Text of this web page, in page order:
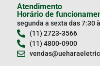
Atendimento
Horário de
segunda a sexta das 7:30
(11) 2723-3566
(11) 4800-0900